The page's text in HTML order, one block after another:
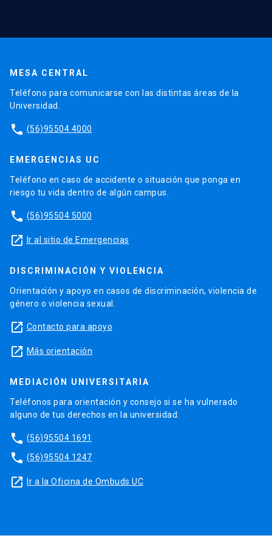
MESA CENTRAL
Teléfono para comunicarse con las distintas áreas de la
Universidad.
phone (56)95504 4000
EMERGENCIAS UC
Teléfono en caso de accidente o situación que ponga en
riesgo tu vida dentro de algún campus.
phone (56)95504 5000
launch Ir al sitio de Emergencias
DISCRIMINACIÓN Y VIOLENCIA
Orientación y apoyo en casos de discriminación, violencia de
género o violencia sexual.
launch Contacto para apoyo
launch Más orientación
MEDIACIÓN UNIVERSITARIA
Teléfonos para orientación y consejo si se ha vulnerado
alguno de tus derechos en la universidad.
phone (56)95504 1691
phone (56)95504 1247
launch Ir a la Oficina de Ombuds UC